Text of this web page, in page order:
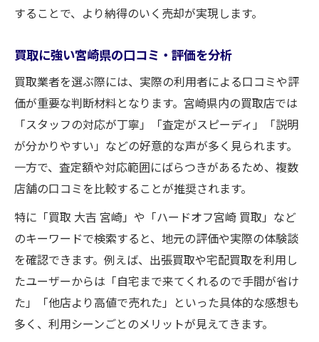
することで、より納得のいく売却が実現します。
買取に強い宮崎県の口コミ・評価を分析
買取業者を選ぶ際には、実際の利用者による口コミや評
価が重要な判断材料となります。宮崎県内の買取店では
「スタッフの対応が丁寧」「査定がスピーディ」「説明
が分かりやすい」などの好意的な声が多く見られます。
一方で、査定額や対応範囲にばらつきがあるため、複数
店舗の口コミを比較することが推奨されます。
特に「買取 大吉 宮崎」や「ハードオフ宮崎 買取」など
のキーワードで検索すると、地元の評価や実際の体験談
を確認できます。例えば、出張買取や宅配買取を利用し
たユーザーからは「自宅まで来てくれるので手間が省け
た」「他店より高値で売れた」といった具体的な感想も
多く、利用シーンごとのメリットが見えてきます。